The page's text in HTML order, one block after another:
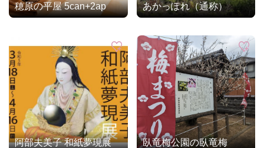
穂原の平屋 5can+2ap あかっぽれ（通称）
阿部夫美子 和紙夢現展 臥竜梅公園の臥竜梅